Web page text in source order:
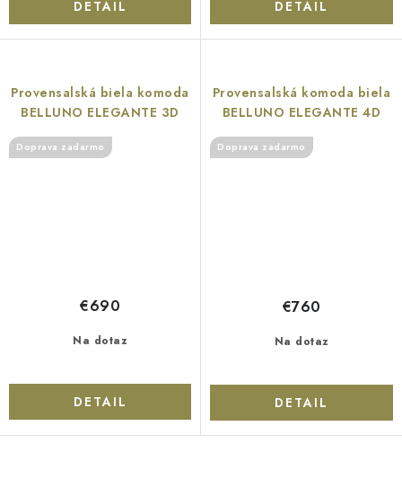
DETAIL DETAIL
Provensalská biela komoda
BELLUNO ELEGANTE 3D
Doprava zadarmo
Na dotaz
€690
DETAIL
Provensalská komoda biela
BELLUNO ELEGANTE 4D
Doprava zadarmo
Na dotaz
€760
DETAIL